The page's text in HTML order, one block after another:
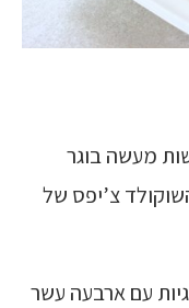
מעשה בוגר
צ’יפס של
עם ארבעה עשר